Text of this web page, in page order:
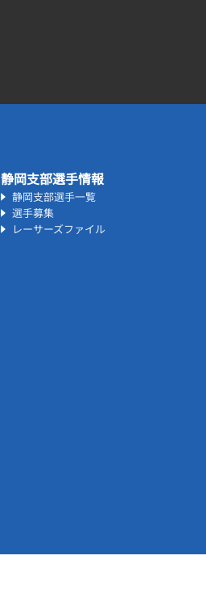
静岡支部選手情報
静岡支部選手一覧
選手募集
レーサーズファイル